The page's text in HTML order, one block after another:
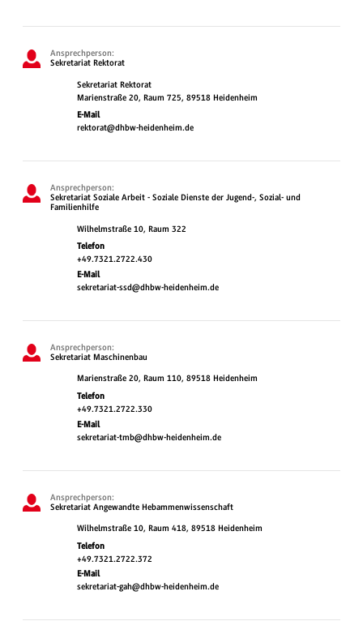
Ansprechperson:
Sekretariat Rektorat
Sekretariat Rektorat
Marienstraße 20, Raum 725, 89518 Heidenheim
E-Mail
rektorat@dhbw-heidenheim.de
Ansprechperson:
Sekretariat Soziale Arbeit - Soziale Dienste der Jugend-, Sozial- und
Familienhilfe
Wilhelmstraße 10, Raum 322
Telefon
+49.7321.2722.430
E-Mail
sekretariat-ssd@dhbw-heidenheim.de
Ansprechperson:
Sekretariat Maschinenbau
Marienstraße 20, Raum 110, 89518 Heidenheim
Telefon
+49.7321.2722.330
E-Mail
sekretariat-tmb@dhbw-heidenheim.de
Ansprechperson:
Sekretariat Angewandte Hebammenwissenschaft
Wilhelmstraße 10, Raum 418, 89518 Heidenheim
Telefon
+49.7321.2722.372
E-Mail
sekretariat-gah@dhbw-heidenheim.de